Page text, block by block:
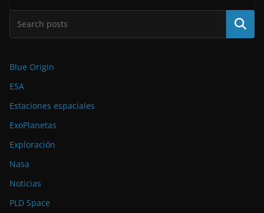
Buscar
Blue Origin
ESA
Estaciones espaciales
ExoPlanetas
Exploración
Nasa
Noticias
PLD Space